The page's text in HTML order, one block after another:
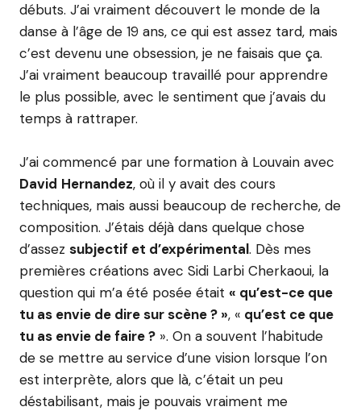
débuts. J’ai vraiment découvert le monde de la
danse à l’âge de 19 ans, ce qui est assez tard, mais
c’est devenu une obsession, je ne faisais que ça.
J’ai vraiment beaucoup travaillé pour apprendre
le plus possible, avec le sentiment que j’avais du
temps à rattraper.
J’ai commencé par une formation à Louvain avec
David Hernandez, où il y avait des cours
techniques, mais aussi beaucoup de recherche, de
composition. J’étais déjà dans quelque chose
d’assez subjectif et d’expérimental. Dès mes
premières créations avec Sidi Larbi Cherkaoui, la
question qui m’a été posée était « qu’est-ce que
tu as envie de dire sur scène ? », « qu’est ce que
tu as envie de faire ? ». On a souvent l’habitude
de se mettre au service d’une vision lorsque l’on
est interprète, alors que là, c’était un peu
déstabilisant, mais je pouvais vraiment me